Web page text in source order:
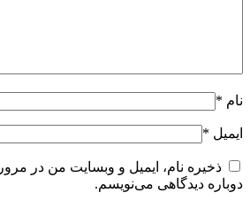
نام *
ایمیل *
ذخیره نام، ایمیل و وبسایت من در
دوباره دیدگاهی می‌نویسم.